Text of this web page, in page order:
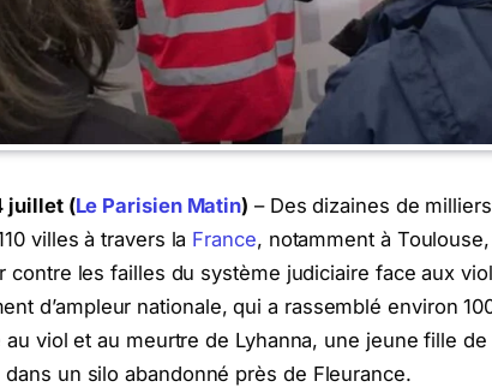
juillet (Le Parisien Matin) – Des dizaines de
villes à travers la France, notamment à
contre les failles du système judiciaire face aux
d’ampleur nationale, qui a rassemblé environ
au viol et au meurtre de Lyhanna, une jeune fille de
dans un silo abandonné près de Fleurance.